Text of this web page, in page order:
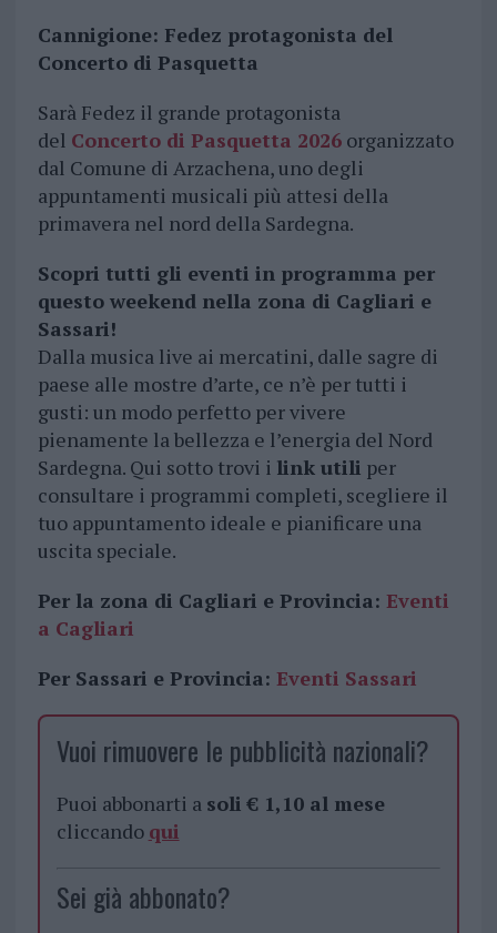
Cannigione: Fedez protagonista del
Concerto di Pasquetta
Sarà Fedez il grande protagonista
del Concerto di Pasquetta 2026organizzato
dal Comune di Arzachena, uno degli
appuntamenti musicali più attesi della
primavera nel nord della Sardegna.
Scopri tutti gli eventi in programma per
questo weekend nella zona di Cagliari e
Sassari!
Dalla musica live ai mercatini, dalle sagre di
paese alle mostre d’arte, ce n’è per tutti i
gusti: un modo perfetto per vivere
pienamente la bellezza e l’energia del Nord
Sardegna. Qui sotto trovi i link utili per
consultare i programmi completi, scegliere il
tuo appuntamento ideale e pianificare una
uscita speciale.
Per la zona di Cagliari e Provincia: Eventi
a Cagliari
Per Sassari e Provincia: Eventi Sassari
Vuoi rimuovere le pubblicità nazionali?
Puoi abbonarti a soli € 1,10 al mese
cliccando qui
Sei già abbonato?